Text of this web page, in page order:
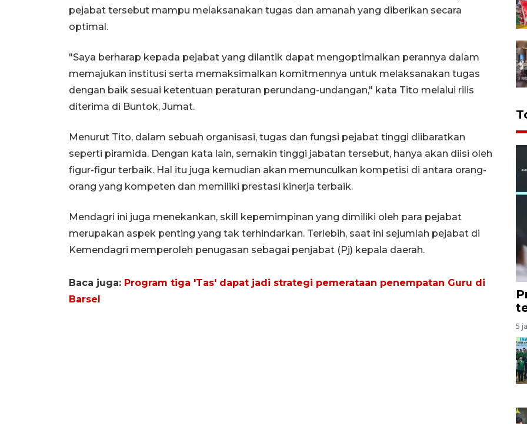
pejabat tersebut mampu melaksanakan tugas dan amanah yang diberikan secara
optimal.
"Saya berharap kepada pejabat yang dilantik dapat mengoptimalkan perannya dalam
memajukan institusi serta memaksimalkan komitmennya untuk melaksanakan tugas
dengan baik sesuai ketentuan peraturan perundang-undangan," kata Tito melalui rilis
diterima di Buntok, Jumat.
Menurut Tito, dalam sebuah organisasi, tugas dan fungsi pejabat tinggi diibaratkan
seperti piramida. Dengan kata lain, semakin tinggi jabatan tersebut, hanya akan diisi oleh
figur-figur terbaik. Hal itu juga kemudian akan memunculkan kompetisi di antara orang-
orang yang kompeten dan memiliki prestasi kinerja terbaik.
Mendagri ini juga menekankan, skill kepemimpinan yang dimiliki oleh para pejabat
merupakan aspek penting yang tak terhindarkan. Terlebih, saat ini sejumlah pejabat di
Kemendagri memperoleh penugasan sebagai penjabat (Pj) kepala daerah.
Baca juga: Program tiga 'Tas' dapat jadi strategi pemerataan penempatan Guru di
Barsel
5